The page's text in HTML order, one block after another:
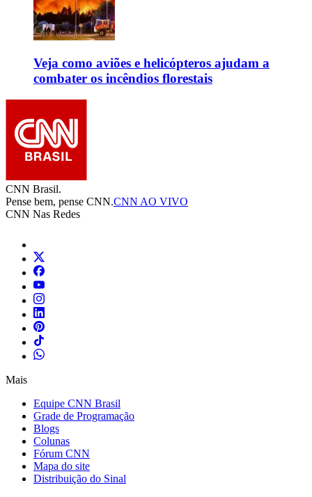
Veja como aviões e helicópteros ajudam a
combater os incêndios florestais
CNN Brasil.
Pense bem, pense CNN.CNN AO VIVO
CNN Nas Redes
Mais
Equipe CNN Brasil
Grade de Programação
Blogs
Colunas
Fórum CNN
Mapa do site
Distribuição do Sinal